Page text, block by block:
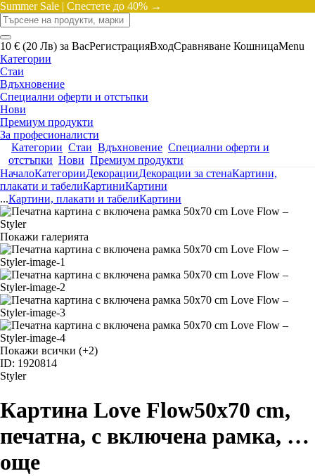
Summer Sale | Спестете до 40% →
10 € (20 Лв) за ВасРегистрацияВходСравняване КошницаMenu
Категории
Стаи
Вдъхновение
Специални оферти и отстъпки
Нови
Премиум продукти
За професионалисти
Категории Стаи Вдъхновение Специални оферти и
отстъпки Нови Премиум продукти
НачалоКатегорииДекорацииДекорации за стенаКартини,
плакати и табелиКартиниКартини
...Картини, плакати и табелиКартини
Покажи галерията
Покажи всички (+2)
ID: 1920814
Styler
Картина Love Flow50x70 cm,
печатна, с включена рамка, …
още